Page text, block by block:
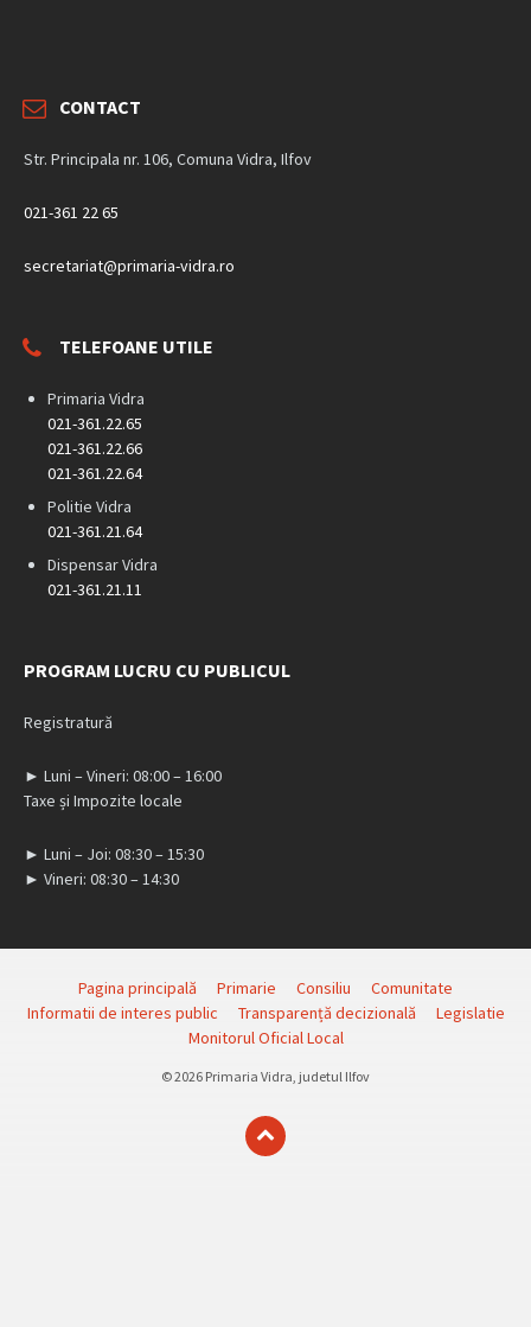
CONTACT
Str. Principala nr. 106, Comuna Vidra, Ilfov
021-361 22 65
secretariat@primaria-vidra.ro
TELEFOANE UTILE
Primaria Vidra
021-361.22.65
021-361.22.66
021-361.22.64
Politie Vidra
021-361.21.64
Dispensar Vidra
021-361.21.11
PROGRAM LUCRU CU PUBLICUL
Registratură
► Luni – Vineri: 08:00 – 16:00
Taxe și Impozite locale
► Luni – Joi: 08:30 – 15:30
► Vineri: 08:30 – 14:30
Pagina principală Primarie Consiliu
Comunitate
Informatii de interes public
Transparență decizională
Legislatie
Monitorul Oficial Local
© 2026 Primaria Vidra, judetul Ilfov